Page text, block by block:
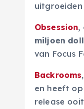
Obsession,
miljoen
van Focus
Backrooms
en heeft
release